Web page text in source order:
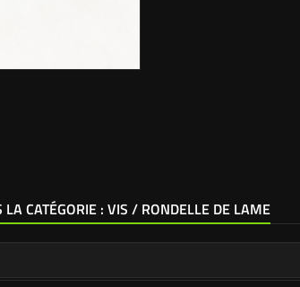
LA CATÉGORIE : VIS / RONDELLE DE LAME